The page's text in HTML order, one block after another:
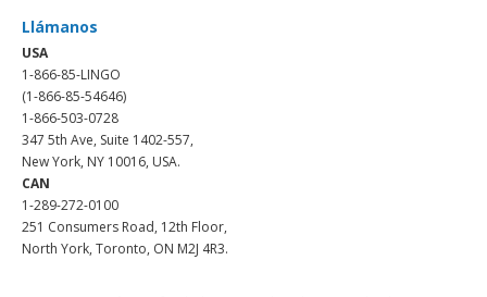
Llámanos
USA
1-866-85-LINGO
(1-866-85-54646)
1-866-503-0728
347 5th Ave, Suite 1402-557,
New York, NY 10016, USA.
CAN
1-289-272-0100
251 Consumers Road, 12th Floor,
North York, Toronto, ON M2J 4R3.